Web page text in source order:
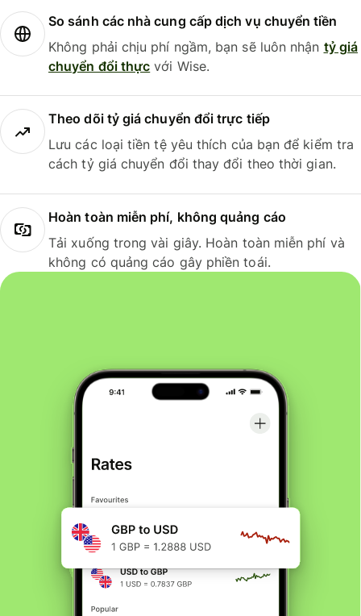
So sánh các nhà cung cấp dịch vụ chuyển tiền
Không phải chịu phí ngầm, bạn sẽ luôn nhận tỷ giá
chuyển đổi thực với Wise.
Theo dõi tỷ giá chuyển đổi trực tiếp
Lưu các loại tiền tệ yêu thích của bạn để kiểm tra
cách tỷ giá chuyển đổi thay đổi theo thời gian.
Hoàn toàn miễn phí, không quảng cáo
Tải xuống trong vài giây. Hoàn toàn miễn phí và
không có quảng cáo gây phiền toái.